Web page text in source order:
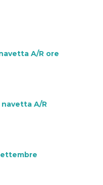
A/R ore
navetta A/R